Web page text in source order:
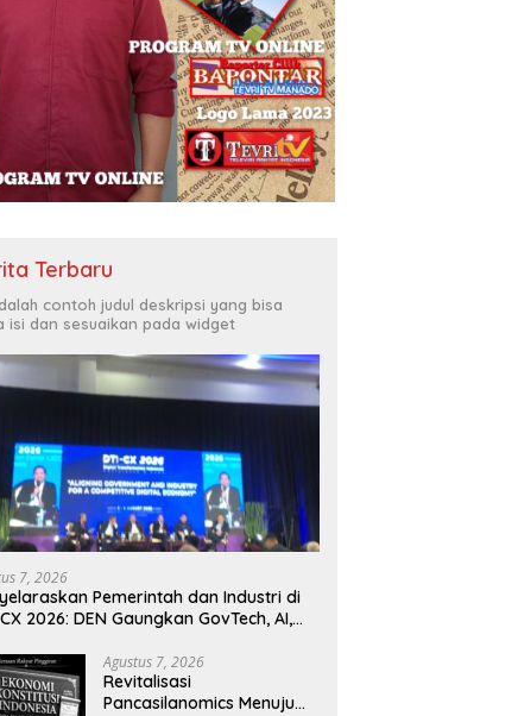
Terbaru
contoh judul deskripsi yang bisa
isi dan sesuaikan pada widget
7, 2026
Pemerintah dan Industri di
2026: DEN Gaungkan GovTech, AI,
yang KompetitifAgustus 7, 2026
Revitalisasi
Pancasilanomics Menuju